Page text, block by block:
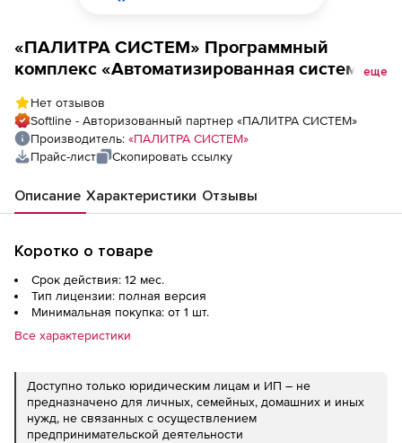
«ПАЛИТРА СИСТЕМ» Программный
комплекс «Автоматизированная система
«АСУ МС», Размещение в ЦОДД (лицензия
на 1 год), Конфигурация Свыше 30 000 СИ
15 лицензий
еще
Нет отзывов
Softline - Авторизованный партнер «ПАЛИТРА СИСТЕМ»
Производитель: «ПАЛИТРА СИСТЕМ»
Прайс-лист
Скопировать ссылку
Описание Характеристики Отзывы
Коротко о товаре
Срок действия: 12 мес.
Тип лицензии: полная версия
Минимальная покупка: от 1 шт.
Все характеристики
Доступно только юридическим лицам и ИП – не
предназначено для личных, семейных, домашних и иных
нужд, не связанных с осуществлением
предпринимательской деятельности